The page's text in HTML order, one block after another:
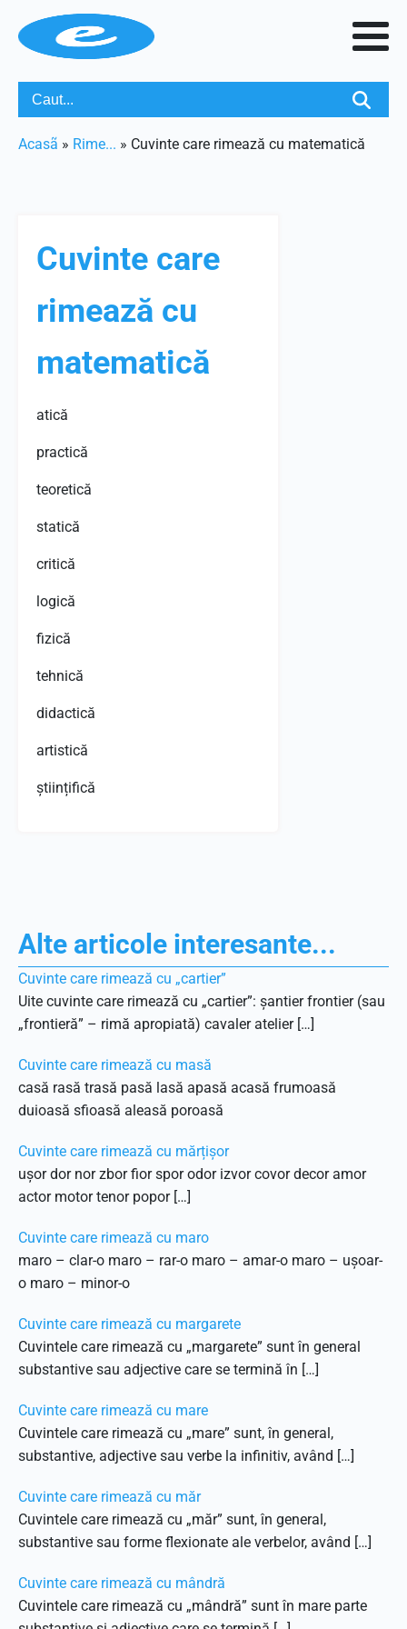
Acasã » Rime... » Cuvinte care rimează cu matematică
Cuvinte care
rimează cu
matematică
atică
practică
teoretică
statică
critică
logică
fizică
tehnică
didactică
artistică
științifică
Alte articole interesante...
Cuvinte care rimează cu „cartier”
Uite cuvinte care rimează cu „cartier”: șantier frontier (sau
„frontieră” – rimă apropiată) cavaler atelier […]
Cuvinte care rimează cu masă
casă rasă trasă pasă lasă apasă acasă frumoasă
duioasă sfioasă aleasă poroasă
Cuvinte care rimează cu mărțișor
ușor dor nor zbor fior spor odor izvor covor decor amor
actor motor tenor popor […]
Cuvinte care rimează cu maro
maro – clar-o maro – rar-o maro – amar-o maro – ușoar-
o maro – minor-o
Cuvinte care rimează cu margarete
Cuvintele care rimează cu „margarete” sunt în general
substantive sau adjective care se termină în […]
Cuvinte care rimează cu mare
Cuvintele care rimează cu „mare” sunt, în general,
substantive, adjective sau verbe la infinitiv, având […]
Cuvinte care rimează cu măr
Cuvintele care rimează cu „măr” sunt, în general,
substantive sau forme flexionate ale verbelor, având […]
Cuvinte care rimează cu mândră
Cuvintele care rimează cu „mândră” sunt în mare parte